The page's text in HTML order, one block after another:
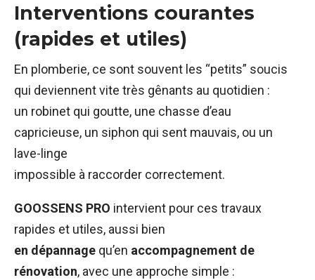
Interventions courantes
(rapides et utiles)
En plomberie, ce sont souvent les “petits” soucis
qui deviennent vite très gênants au quotidien :
un robinet qui goutte, une chasse d’eau
capricieuse, un siphon qui sent mauvais, ou un
lave-linge
impossible à raccorder correctement.
GOOSSENS PRO intervient pour ces travaux
rapides et utiles, aussi bien
en dépannage qu’en accompagnement de
rénovation, avec une approche simple :